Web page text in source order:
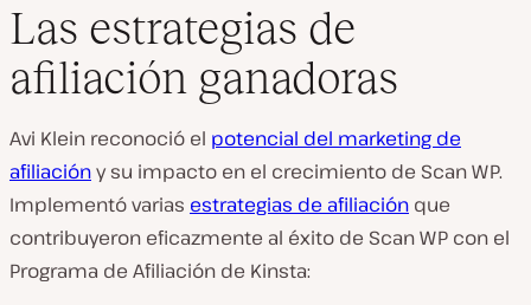
Las estrategias de
afiliación ganadoras
Avi Klein reconoció el potencial del marketing de
afiliacióny su impacto en el crecimiento de Scan WP.
Implementó varias estrategias de afiliación que
contribuyeron eficazmente al éxito de Scan WP con el
Programa de Afiliación de Kinsta: